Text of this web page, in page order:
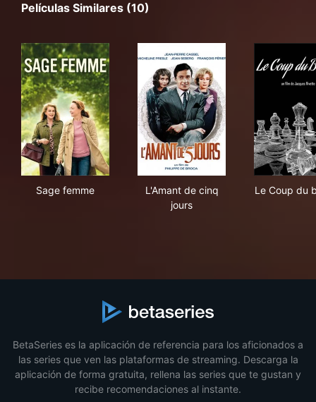
Películas Similares (10)
Sage femme
L'Amant de cinq
jours
Le Coup du
BetaSeries es la aplicación de referencia para los aficionados a
las series que ven las plataformas de streaming. Descarga la
aplicación de forma gratuita, rellena las series que te gustan y
recibe recomendaciones al instante.